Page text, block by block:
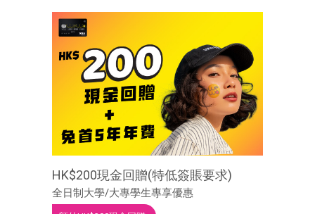
期套現計劃
批核套現
金額
每月利息及手
續費
每月還款金
額
(以6個月計
算)
HK$12,000 HK$0 HK$2,000
HK$30,000 HK$0 HK$5,000
HK$60,000 HK$0 HK$10,000
HK$200現金回贈(特低簽賬要求)
全日制大學/大專學生專享優惠